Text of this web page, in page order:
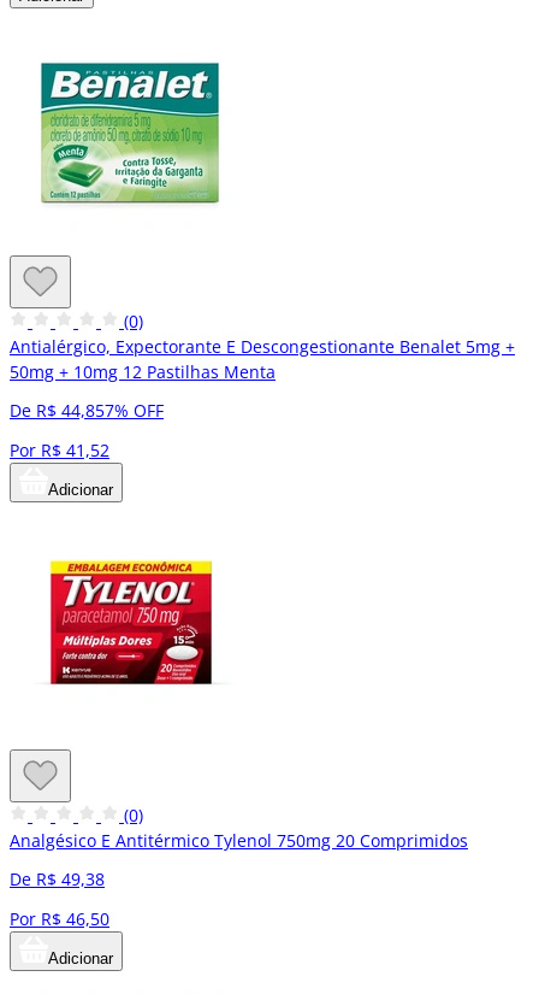
(0)
Antialérgico, Expectorante E Descongestionante Benalet 5mg +
50mg + 10mg 12 Pastilhas Menta
De R$ 44,857% OFF
Por R$ 41,52
Adicionar
(0)
Analgésico E Antitérmico Tylenol 750mg 20 Comprimidos
De R$ 49,38
Por R$ 46,50
Adicionar